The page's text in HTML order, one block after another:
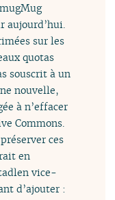
sur les
quotas
souscrit à un
nouvelle,
à n’effacer
Commons.
ces
en
vice-
d’ajouter :